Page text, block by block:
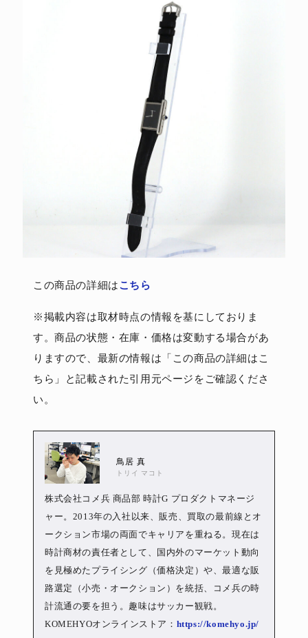
この商品の詳細はこちら
※掲載内容は取材時点の情報を基にしておりま
す。商品の状態・在庫・価格は変動する場合があ
りますので、最新の情報は「この商品の詳細はこ
ちら」と記載された引用元ページをご確認くださ
い。
鳥居 真
トリイ マコト
株式会社コメ兵 商品部 時計G プロダクトマネージ
ャー。2013年の入社以来、販売、買取の最前線とオ
ークション市場の両面でキャリアを重ねる。現在は
時計商材の責任者として、国内外のマーケット動向
を見極めたプライシング（価格決定）や、最適な販
路選定（小売・オークション）を統括、コメ兵の時
計流通の要を担う。趣味はサッカー観戦。
KOMEHYOオンラインストア： https://komehyo.jp/